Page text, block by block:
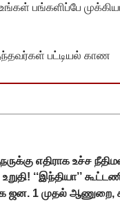
பங்களிப்பே
பட்டியல் காண
எதிராக உச்ச
‘‘இந்தியா’’
ஜன. 1 முதல் ஆணுறை,